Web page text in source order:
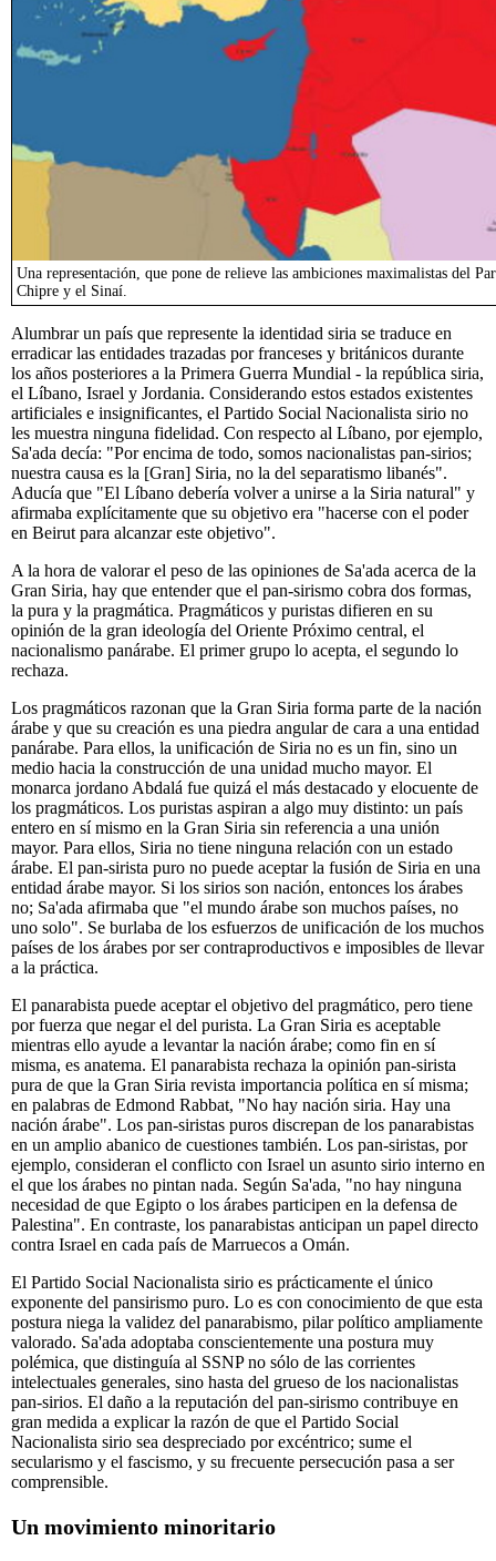
Una representación, que pone de relieve las ambiciones maximalistas del
Chipre y el Sinaí.
Alumbrar un país que represente la identidad siria se traduce en
erradicar las entidades trazadas por franceses y británicos durante
los años posteriores a la Primera Guerra Mundial - la república siria,
el Líbano, Israel y Jordania. Considerando estos estados existentes
artificiales e insignificantes, el Partido Social Nacionalista sirio no
les muestra ninguna fidelidad. Con respecto al Líbano, por ejemplo,
Sa'ada decía: "Por encima de todo, somos nacionalistas pan-sirios;
nuestra causa es la [Gran] Siria, no la del separatismo libanés".
Aducía que "El Líbano debería volver a unirse a la Siria natural" y
afirmaba explícitamente que su objetivo era "hacerse con el poder
en Beirut para alcanzar este objetivo".
A la hora de valorar el peso de las opiniones de Sa'ada acerca de la
Gran Siria, hay que entender que el pan-sirismo cobra dos formas,
la pura y la pragmática. Pragmáticos y puristas difieren en su
opinión de la gran ideología del Oriente Próximo central, el
nacionalismo panárabe. El primer grupo lo acepta, el segundo lo
rechaza.
Los pragmáticos razonan que la Gran Siria forma parte de la nación
árabe y que su creación es una piedra angular de cara a una entidad
panárabe. Para ellos, la unificación de Siria no es un fin, sino un
medio hacia la construcción de una unidad mucho mayor. El
monarca jordano Abdalá fue quizá el más destacado y elocuente de
los pragmáticos. Los puristas aspiran a algo muy distinto: un país
entero en sí mismo en la Gran Siria sin referencia a una unión
mayor. Para ellos, Siria no tiene ninguna relación con un estado
árabe. El pan-sirista puro no puede aceptar la fusión de Siria en una
entidad árabe mayor. Si los sirios son nación, entonces los árabes
no; Sa'ada afirmaba que "el mundo árabe son muchos países, no
uno solo". Se burlaba de los esfuerzos de unificación de los muchos
países de los árabes por ser contraproductivos e imposibles de llevar
a la práctica.
El panarabista puede aceptar el objetivo del pragmático, pero tiene
por fuerza que negar el del purista. La Gran Siria es aceptable
mientras ello ayude a levantar la nación árabe; como fin en sí
misma, es anatema. El panarabista rechaza la opinión pan-sirista
pura de que la Gran Siria revista importancia política en sí misma;
en palabras de Edmond Rabbat, "No hay nación siria. Hay una
nación árabe". Los pan-siristas puros discrepan de los panarabistas
en un amplio abanico de cuestiones también. Los pan-siristas, por
ejemplo, consideran el conflicto con Israel un asunto sirio interno en
el que los árabes no pintan nada. Según Sa'ada, "no hay ninguna
necesidad de que Egipto o los árabes participen en la defensa de
Palestina". En contraste, los panarabistas anticipan un papel directo
contra Israel en cada país de Marruecos a Omán.
El Partido Social Nacionalista sirio es prácticamente el único
exponente del pansirismo puro. Lo es con conocimiento de que esta
postura niega la validez del panarabismo, pilar político ampliamente
valorado. Sa'ada adoptaba conscientemente una postura muy
polémica, que distinguía al SSNP no sólo de las corrientes
intelectuales generales, sino hasta del grueso de los nacionalistas
pan-sirios. El daño a la reputación del pan-sirismo contribuye en
gran medida a explicar la razón de que el Partido Social
Nacionalista sirio sea despreciado por excéntrico; sume el
secularismo y el fascismo, y su frecuente persecución pasa a ser
comprensible.
Un movimiento minoritario